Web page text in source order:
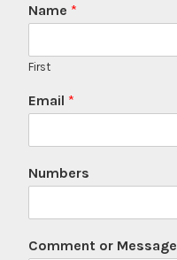
Name *
First
Email *
Numbers
Comment or Message